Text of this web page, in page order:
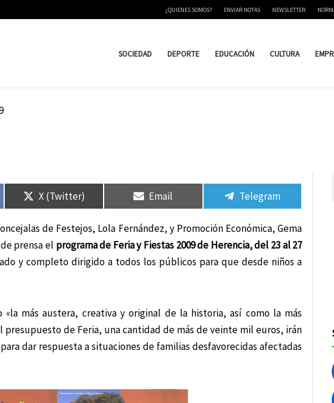
¿QUIENES SOMOS? ENVIAR NOTAS NEWSLETTER
SOCIEDAD DEPORTE EDUCACIÓN CULTURA
en
X (Twitter)
en
Email
en
Telegram
de Festejos, Lola Fernández, y Promoción Económica, Gema
prensa el programa de Feria y Fiestas 2009 de Herencia, del 23 al 27
y completo dirigido a todos los públicos para que desde niños a
más austera, creativa y original de la historia, así como la más
de Feria, una cantidad de más de veinte mil euros, irán
dar respuesta a situaciones de familias desfavorecidas afectadas
en en en